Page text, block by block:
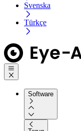
Svenska
Türkçe
Software